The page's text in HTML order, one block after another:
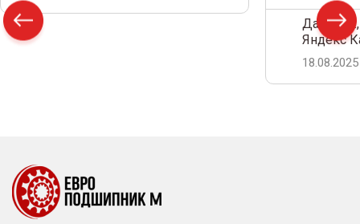
Дамир
Яндекс
18.08.2025